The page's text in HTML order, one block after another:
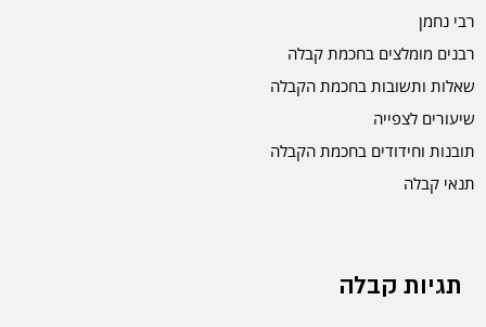
רבי נחמן
רבנים מומלצים בחכמת קבלה
שאלות ותשובות בחכמת הקבלה
שיעורים לצפייה
תובנות וחידודים בחכמת הקבלה
תנאי קבלה
תגיות קבלה